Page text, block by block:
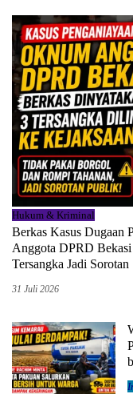
Hukum & Kriminal
Berkas Kasus Dugaan
Anggota DPRD Bekasi
Tersangka Jadi Sorotan
31 Juli 2026